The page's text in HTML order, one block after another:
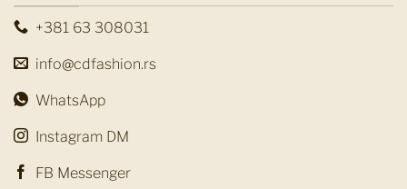
+381 63 308031
info@cdfashion.rs
WhatsApp
Instagram DM
FB Messenger